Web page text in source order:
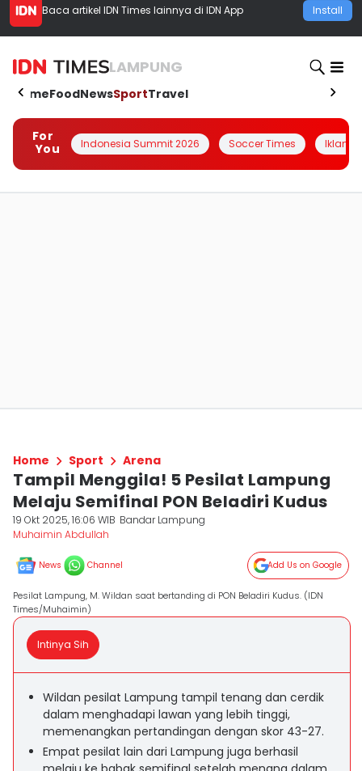
Baca artikel IDN Times lainnya di IDN App Install
LAMPUNG
HomeFoodNewsSportTravel
For
You
Indonesia Summit 2026 Soccer Times Iklanin
Home Sport Arena
Tampil Menggila! 5 Pesilat Lampung
Melaju Semifinal PON Beladiri Kudus
19 Okt 2025, 16:06 WIB Bandar Lampung
Muhaimin Abdullah
News Channel Add Us on Google
Pesilat Lampung, M. Wildan saat bertanding di PON Beladiri Kudus. (IDN
Times/Muhaimin)
Intinya Sih
Wildan pesilat Lampung tampil tenang dan cerdik
dalam menghadapi lawan yang lebih tinggi,
memenangkan pertandingan dengan skor 43-27.
Empat pesilat lain dari Lampung juga berhasil